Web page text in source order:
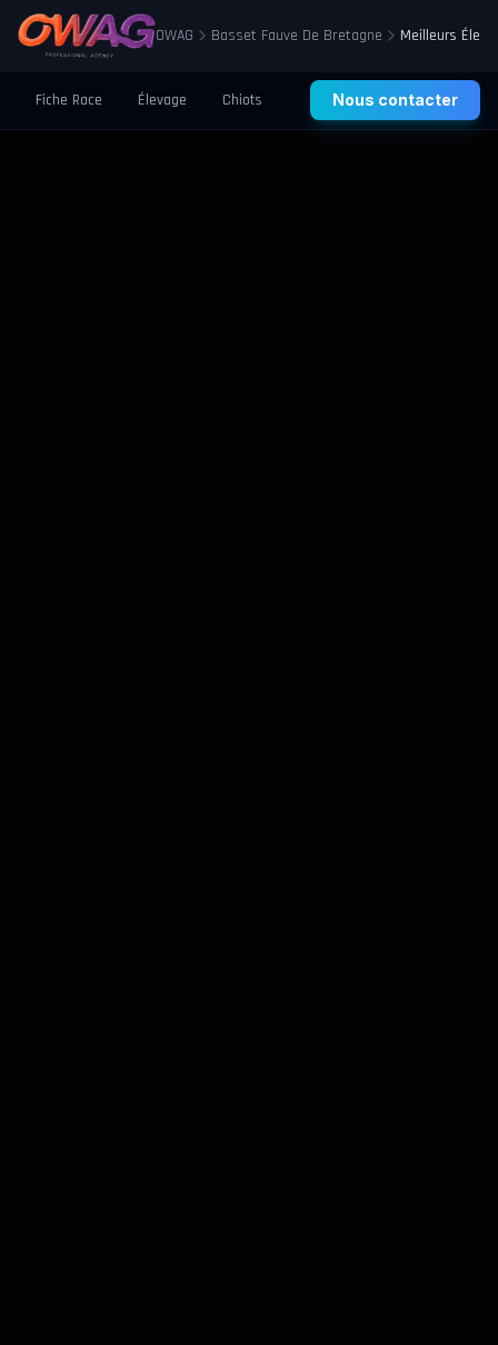
OWAG Basset Fauve De Bretagne Meilleurs
Fiche Race Élevage Chiots Santé Éducation
Nous contacter